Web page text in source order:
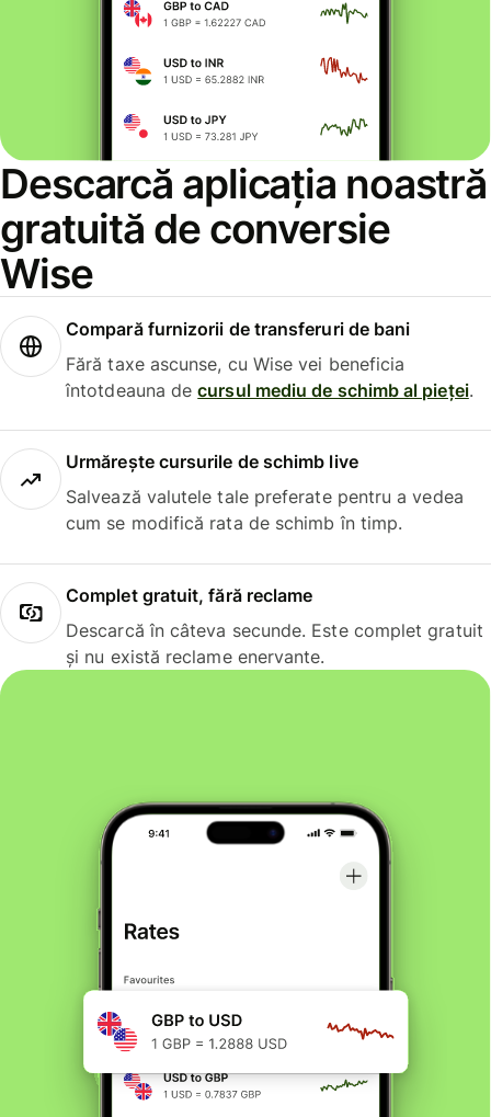
Descarcă aplicația noastră
gratuită de conversie
Wise
Compară furnizorii de transferuri de bani
Fără taxe ascunse, cu Wise vei beneficia
întotdeauna decursul mediu de schimb al pieței.
Urmărește cursurile de schimb live
Salvează valutele tale preferate pentru a vedea
cum se modifică rata de schimb în timp.
Complet gratuit, fără reclame
Descarcă în câteva secunde. Este complet gratuit
și nu există reclame enervante.